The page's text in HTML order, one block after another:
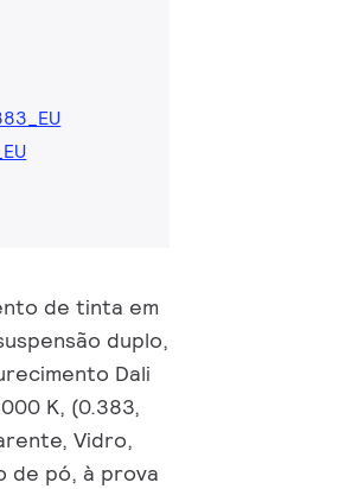
de tinta em
duplo,
Dali
K, (0.383,
Vidro,
de pó, à prova